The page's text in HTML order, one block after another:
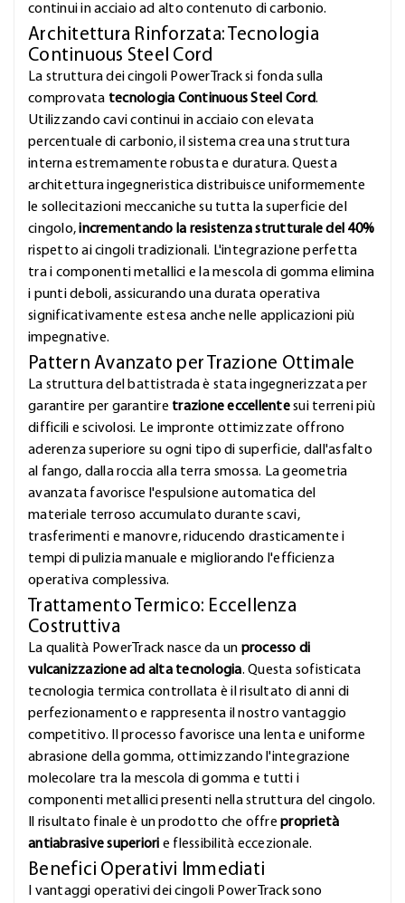
continui in acciaio ad alto contenuto di carbonio.
Architettura Rinforzata: Tecnologia
Continuous Steel Cord
La struttura dei cingoli PowerTrack si fonda sulla
comprovata tecnologia Continuous Steel Cord.
Utilizzando cavi continui in acciaio con elevata
percentuale di carbonio, il sistema crea una struttura
interna estremamente robusta e duratura. Questa
architettura ingegneristica distribuisce uniformemente
le sollecitazioni meccaniche su tutta la superficie del
cingolo,incrementando la resistenza strutturale del 40%
rispetto ai cingoli tradizionali. L'integrazione perfetta
tra i componenti metallici e la mescola di gomma elimina
i punti deboli, assicurando una durata operativa
significativamente estesa anche nelle applicazioni più
impegnative.
Pattern Avanzato per Trazione Ottimale
La struttura del battistrada è stata ingegnerizzata per
garantire per garantire trazione eccellentesui terreni più
difficili e scivolosi. Le impronte ottimizzate offrono
aderenza superiore su ogni tipo di superficie, dall'asfalto
al fango, dalla roccia alla terra smossa. La geometria
avanzata favorisce l'espulsione automatica del
materiale terroso accumulato durante scavi,
trasferimenti e manovre, riducendo drasticamente i
tempi di pulizia manuale e migliorando l'efficienza
operativa complessiva.
Trattamento Termico: Eccellenza
Costruttiva
La qualità PowerTrack nasce da un processo di
vulcanizzazione ad alta tecnologia. Questa sofisticata
tecnologia termica controllata è il risultato di anni di
perfezionamento e rappresenta il nostro vantaggio
competitivo. Il processo favorisce una lenta e uniforme
abrasione della gomma, ottimizzando l'integrazione
molecolare tra la mescola di gomma e tutti i
componenti metallici presenti nella struttura del cingolo.
Il risultato finale è un prodotto che offreproprietà
antiabrasive superiori e flessibilità eccezionale.
Benefici Operativi Immediati
I vantaggi operativi dei cingoli PowerTrack sono